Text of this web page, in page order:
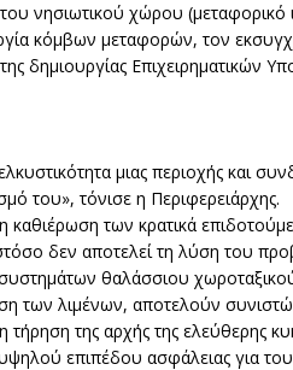
νησιωτικού χώρου (μεταφορικό
κόμβων μεταφορών, τον
δημιουργίας Επιχειρηματικών
μιας περιοχής και
του», τόνισε η Περιφερειάρχης.
καθιέρωση των κρατικά
δεν αποτελεί τη λύση του
θαλάσσιου
των λιμένων, αποτελούν
της αρχής της ελεύθερης
επιπέδου ασφάλειας για τους